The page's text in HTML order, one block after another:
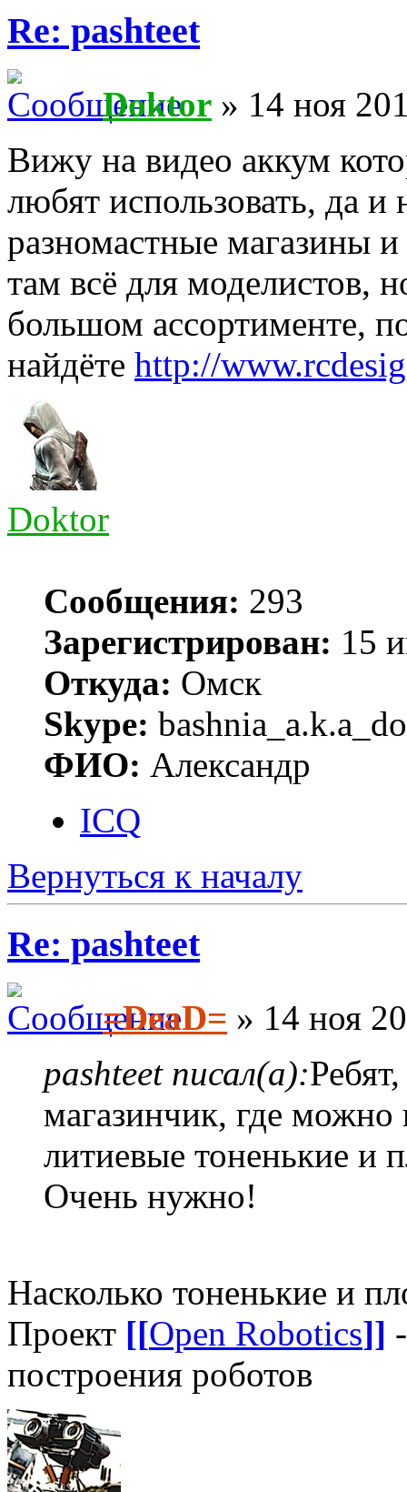
Re: pashteet
Doktor » 14 ноя
Вижу на видео аккум
любят использовать, да и
разномастные магазины
там всё для моделистов,
большом ассортименте,
найдёте http://
Doktor
Сообщения: 293
Зарегистрирован: 15
Откуда: Омск
Skype:
ФИО: Александр
ICQ
Вернуться к началу
Re: pashteet
=DeaD= » 14 ноя
pashteet писал(а):
магазинчик, где
литиевые тоненькие и
Очень нужно!
Насколько тоненькие и
Проект [[Open Robotics]]
построения роботов